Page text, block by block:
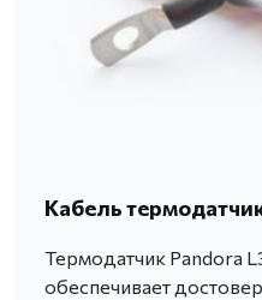
Кабель
Термодатчик Pandora
обеспечивает